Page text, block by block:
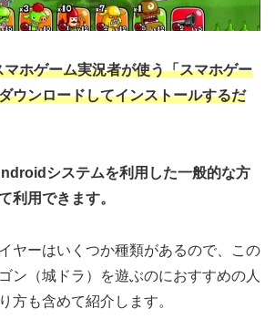
ホゲーム実況者が使う「スマホゲー
ウンロードしてインストールするだ
システムを利用した一般的な方
利用できます。
ヤーはいくつか種類があるので、この
ン（城ドラ）を遊ぶのにおすすめの人
方も含めて紹介します。